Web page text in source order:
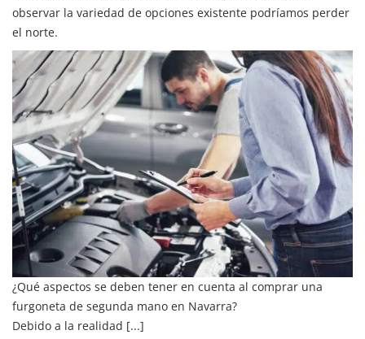
observar la variedad de opciones existente podríamos perder
el norte.
¿Qué aspectos se deben tener en cuenta al comprar una
furgoneta de segunda mano en Navarra?
Debido a la realidad [...]